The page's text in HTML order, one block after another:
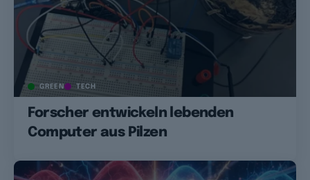
GREEN TECH
Forscher entwickeln lebenden
Computer aus Pilzen